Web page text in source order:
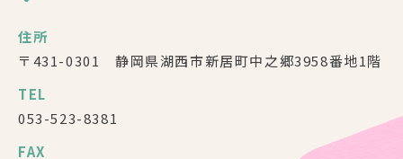
住所
〒431-0301 静岡県湖西市新居町中之郷3958番地1階
TEL
053-523-8381
FAX